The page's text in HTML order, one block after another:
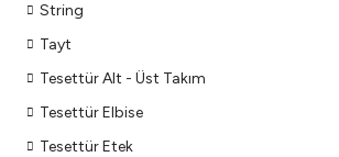
String
Tayt
Tesettür Alt - Üst Takım
Tesettür Elbise
Tesettür Etek